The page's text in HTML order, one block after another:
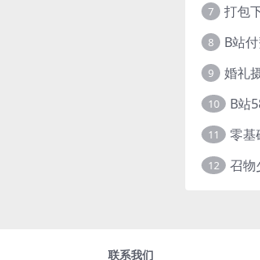
7 打包
8 B站
9
10 B站
11
12
联系我们